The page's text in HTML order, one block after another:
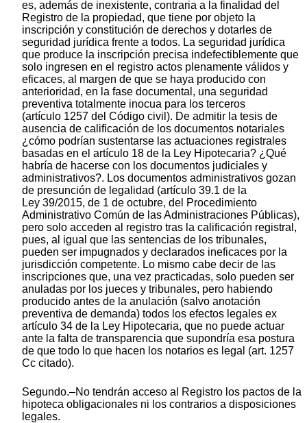
es, además de inexistente, contraria a la finalidad del
Registro de la propiedad, que tiene por objeto la
inscripción y constitución de derechos y dotarles de
seguridad jurídica frente a todos. La seguridad jurídica
que produce la inscripción precisa indefectiblemente que
solo ingresen en el registro actos plenamente válidos y
eficaces, al margen de que se haya producido con
anterioridad, en la fase documental, una seguridad
preventiva totalmente inocua para los terceros
(artículo 1257 del Código civil). De admitir la tesis de
ausencia de calificación de los documentos notariales
¿cómo podrían sustentarse las actuaciones registrales
basadas en el artículo 18 de la Ley Hipotecaria? ¿Qué
habría de hacerse con los documentos judiciales y
administrativos?. Los documentos administrativos gozan
de presunción de legalidad (artículo 39.1 de la
Ley 39/2015, de 1 de octubre, del Procedimiento
Administrativo Común de las Administraciones Públicas),
pero solo acceden al registro tras la calificación registral,
pues, al igual que las sentencias de los tribunales,
pueden ser impugnados y declarados ineficaces por la
jurisdicción competente. Lo mismo cabe decir de las
inscripciones que, una vez practicadas, solo pueden ser
anuladas por los jueces y tribunales, pero habiendo
producido antes de la anulación (salvo anotación
preventiva de demanda) todos los efectos legales ex
artículo 34 de la Ley Hipotecaria, que no puede actuar
ante la falta de transparencia que supondría esa postura
de que todo lo que hacen los notarios es legal (art. 1257
Cc citado).
Segundo.–No tendrán acceso al Registro los pactos de la
hipoteca obligacionales ni los contrarios a disposiciones
legales.